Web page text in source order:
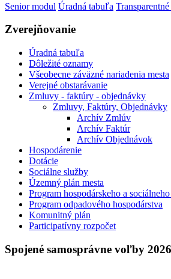
Senior modul Úradná tabuľa
Zverejňovanie
Úradná tabuľa
Dôležité oznamy
Všeobecne záväzné nariadenia mesta
Verejné obstarávanie
Zmluvy - faktúry - objednávky
Zmluvy, Faktúry, Objednávky
Archív Zmlúv
Archív Faktúr
Archív Objednávok
Hospodárenie
Dotácie
Sociálne služby
Územný plán mesta
Program hospodárskeho a
Program odpadového hospodárstva
Komunitný plán
Participatívny rozpočet
Spojené samosprávne voľby 2026